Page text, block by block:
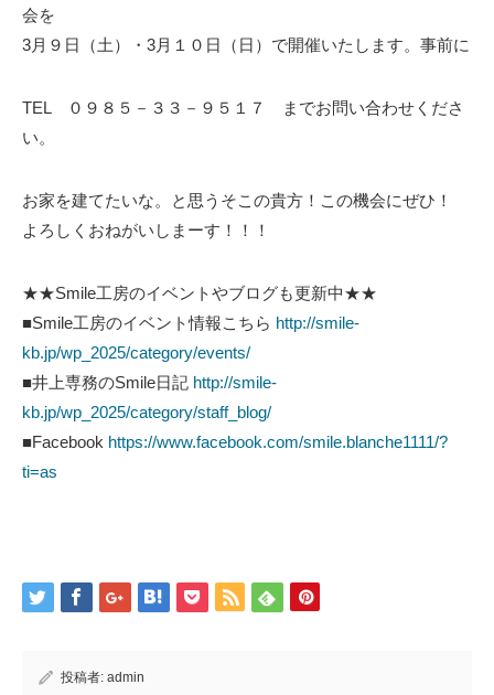
会を
3月９日（土）・3月１０日（日）で開催いたします。事前に
TEL ０９８５－３３－９５１７ までお問い合わせくださ
い。
お家を建てたいな。と思うそこの貴方！この機会にぜひ！
よろしくおねがいしまーす！！！
★★Smile工房のイベントやブログも更新中★★
■Smile工房のイベント情報こちら http://smile-
kb.jp/wp_2025/category/events/
■井上専務のSmile日記 http://smile-
kb.jp/wp_2025/category/staff_blog/
■Facebook https://www.facebook.com/smile.blanche1111/?
ti=as
投稿者: admin